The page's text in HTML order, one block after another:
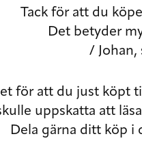
Tack för att du
Det betyder
/ Johan,
för att du just köpt
uppskatta att
Dela gärna ditt köp i